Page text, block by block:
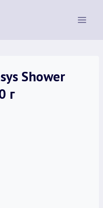
Shower
г